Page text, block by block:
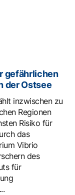
gefährlichen
der Ostsee
inzwischen zu
Regionen
Risiko für
das
Vibrio
des
für